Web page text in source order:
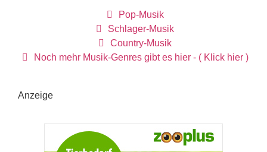
Pop-Musik
Schlager-Musik
Country-Musik
Noch mehr Musik-Genres gibt es hier - ( Klick hier )
Anzeige